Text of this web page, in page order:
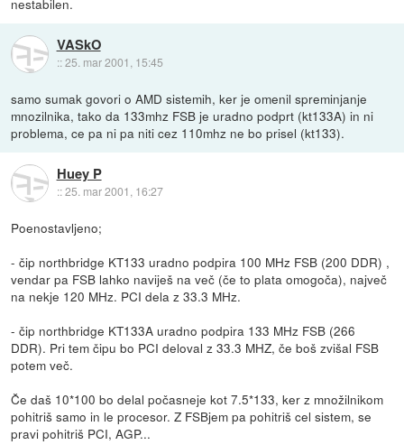
VASkO
::25. mar 2001, 15:45
samo sumak govori o AMD sistemih, ker je omenil spreminjanje
mnozilnika, tako da 133mhz FSB je uradno podprt (kt133A) in ni
problema, ce pa ni pa niti cez 110mhz ne bo prisel (kt133).
Huey P
::25. mar 2001, 16:27
Poenostavljeno;
- čip northbridge KT133 uradno podpira 100 MHz FSB (200 DDR) ,
vendar pa FSB lahko naviješ na več (če to plata omogoča), največ
na nekje 120 MHz. PCI dela z 33.3 MHz.
- čip northbridge KT133A uradno podpira 133 MHz FSB (266
DDR). Pri tem čipu bo PCI deloval z 33.3 MHZ, če boš zvišal FSB
potem več.
Če daš 10*100 bo delal počasneje kot 7.5*133, ker z množilnikom
pohitriš samo in le procesor. Z FSBjem pa pohitriš cel sistem, se
pravi pohitriš PCI, AGP...